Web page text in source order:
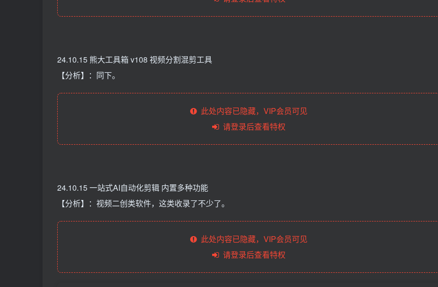
24.10.15 熊大工具箱 v108 视频分割混剪工具
【分析】：同下。
此处内容已隐藏，VIP会员可见
请登录后查看特权
24.10.15 一站式AI自动化剪辑 内置多种功能
【分析】：视频二创类软件，这类收录了不少了。
此处内容已隐藏，VIP会员可见
请登录后查看特权